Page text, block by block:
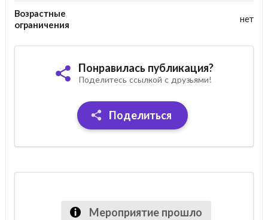
Возрастные
ограничения
нет
Понравилась публикация?
Поделитесь ссылкой с друзьями!
Поделиться
Мероприятие прошло